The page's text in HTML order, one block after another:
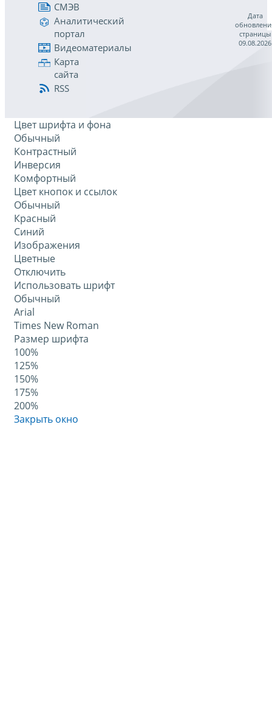
СМЭВ
Аналитический
портал
Видеоматериалы
Карта
сайта
RSS
Дата
страницы
09.08.2026
Цвет шрифта и фона
Обычный
Контрастный
Инверсия
Комфортный
Цвет кнопок и ссылок
Обычный
Красный
Синий
Изображения
Цветные
Отключить
Использовать шрифт
Обычный
Arial
Times New Roman
Размер шрифта
100%
125%
150%
175%
200%
Закрыть окно